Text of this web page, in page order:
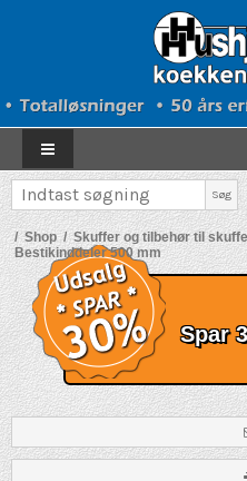
Søg
/ Shop / Skuffer og tilbehør til
Bestikinddeler 500 mm
Spar